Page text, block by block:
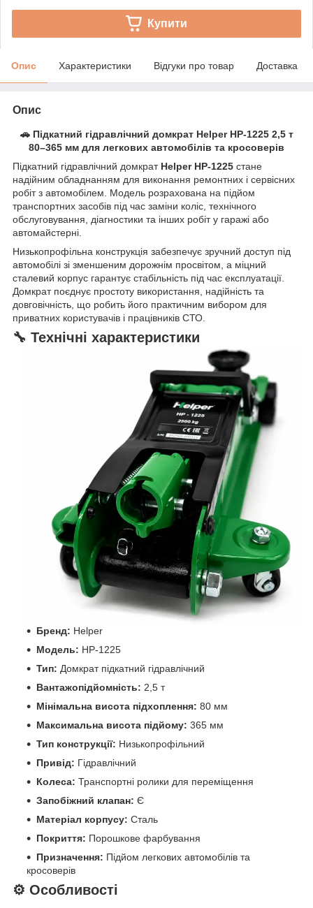
Купити
Опис Характеристики Відгуки про товар Доставка
Опис
🚗 Підкатний гідравлічний домкрат Helper HP-1225 2,5 т
80–365 мм для легкових автомобілів та кросоверів
Підкатний гідравлічний домкрат Helper HP-1225 стане
надійним обладнанням для виконання ремонтних і сервісних
робіт з автомобілем. Модель розрахована на підйом
транспортних засобів під час заміни коліс, технічного
обслуговування, діагностики та інших робіт у гаражі або
автомайстерні.
Низькопрофільна конструкція забезпечує зручний доступ під
автомобілі зі зменшеним дорожнім просвітом, а міцний
сталевий корпус гарантує стабільність під час експлуатації.
Домкрат поєднує простоту використання, надійність та
довговічність, що робить його практичним вибором для
приватних користувачів і працівників СТО.
🔧 Технічні характеристики
Бренд: Helper
Модель: HP-1225
Тип: Домкрат підкатний гідравлічний
Вантажопідйомність: 2,5 т
Мінімальна висота підхоплення: 80 мм
Максимальна висота підйому: 365 мм
Тип конструкції: Низькопрофільний
Привід: Гідравлічний
Колеса: Транспортні ролики для переміщення
Запобіжний клапан: Є
Матеріал корпусу: Сталь
Покриття: Порошкове фарбування
Призначення: Підйом легкових автомобілів та
кросоверів
⚙️ Особливості